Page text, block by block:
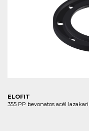
ELOFIT
355 PP bevonatos acél